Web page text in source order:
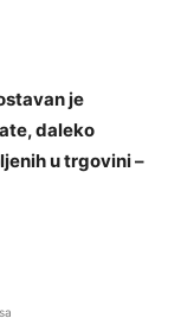
je
daleko
u trgovini –